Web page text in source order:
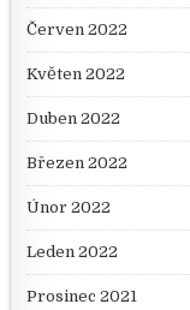
Červen 2022
Květen 2022
Duben 2022
Březen 2022
Únor 2022
Leden 2022
Prosinec 2021